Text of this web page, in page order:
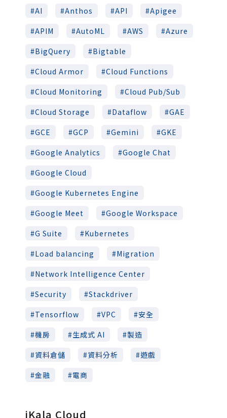
AI Anthos API
Apigee
APIM
AutoML AWS
Azure
BigQuery
Bigtable
Cloud Armor
Cloud Functions
Cloud Monitoring
Cloud Pub/Sub
Cloud Storage
Dataflow
GAE
GCE
GCP Gemini
GKE
Google Analytics
Google Chat
Google Cloud
Google Kubernetes Engine
Google Meet
Google Workspace
G Suite
Kubernetes
Load balancing
Migration
Network Intelligence Center
Security
Stackdriver
Tensorflow
VPC
安全
機房
生成式 AI
製造
資料倉儲
資料分析
遊戲
金融
電商
iKala Cloud